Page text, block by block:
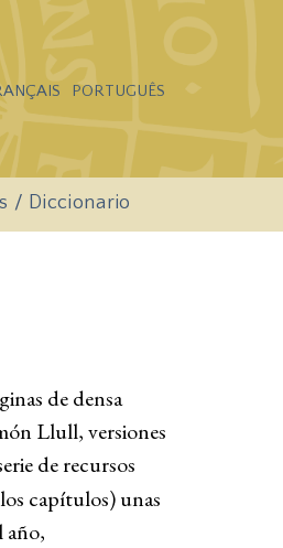
PORTUGUÊS
/ Diccionario
de densa
Llull, versiones
de recursos
capítulos) unas
año,